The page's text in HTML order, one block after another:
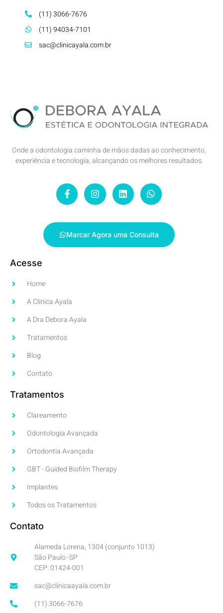
(11) 3066-7676
(11) 94034-7101
sac@clinicayala.com.br
Onde a odontologia caminha de mãos dadas ao conhecimento,
experiência e tecnologia, alcançando os melhores resultados.
Marcar Agora uma Consulta
Acesse
Home
A Clínica Ayala
A Dra Debora Ayala
Tratamentos
Blog
Contato
Tratamentos
Clareamento
Odontologia Avançada
Ortodontia Avançada
GBT - Guided Biofilm Therapy
Implantes
Todos os Tratamentos
Contato
Alameda Lorena, 1304 (conjunto 1013)
São Paulo -SP
CEP: 01424-001
sac@clinicaayala.com.br
(11) 3066-7676